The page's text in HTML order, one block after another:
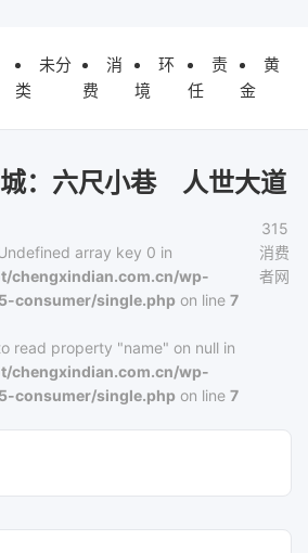
未分
类
消
费
环
境
责
任
黄
金
：六尺小巷 人世大道
array key 0 in
chengxindian.com.cn/wp-
consumer/single.php on line7
read property "name" on null in
chengxindian.com.cn/wp-
consumer/single.php on line7
315
消费
者网